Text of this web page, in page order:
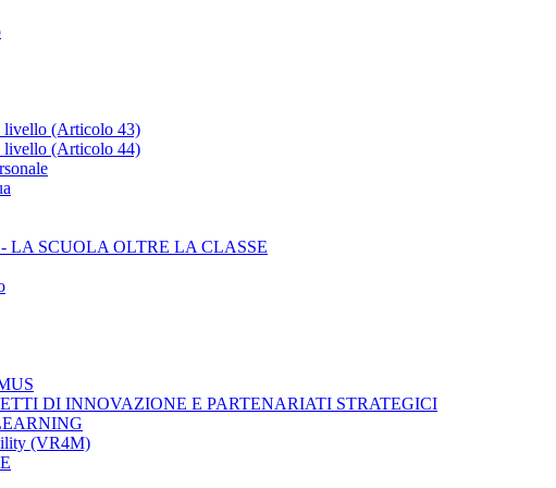
livello (Articolo 43)
livello (Articolo 44)
LA SCUOLA OLTRE LA CLASSE
DI INNOVAZIONE E PARTENARIATI STRATEGICI
(VR4M)